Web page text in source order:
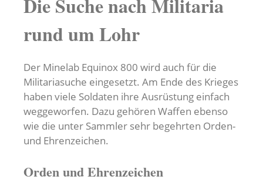
Die Suche nach Militaria
rund um Lohr
Der Minelab Equinox 800 wird auch für die
Militariasuche eingesetzt. Am Ende des Krieges
haben viele Soldaten ihre Ausrüstung einfach
weggeworfen. Dazu gehören Waffen ebenso
wie die unter Sammler sehr begehrten Orden-
und Ehrenzeichen.
Orden und Ehrenzeichen